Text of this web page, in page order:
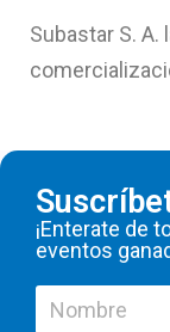
Subastar S. A.
¡Enterate de
eventos